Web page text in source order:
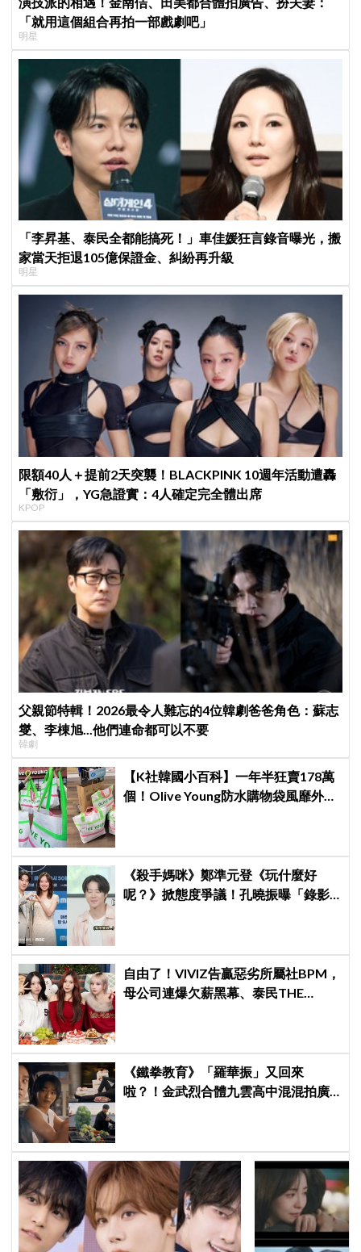
「就用這個組合再拍一部戲劇吧」
明星
「李昇基、泰民全都能搞死！」車佳媛狂言錄音曝光，搬
家當天拒退105億保證金、糾紛再升級
明星
限額40人＋提前2天突襲！BLACKPINK 10週年活動遭轟
「敷衍」，YG急證實：4人確定完全體出席
KPOP
父親節特輯！2026最令人難忘的4位韓劇爸爸角色：蘇志
燮、李棟旭...他們連命都可以不要
韓劇
【K社韓國小百科】一年半狂賣178萬
個！Olive Young防水購物袋風靡外國
《殺手媽咪》鄭準元登《玩什麼好
呢？》掀態度爭議！孔曉振曝「錄影
自由了！VIVIZ告贏惡劣所屬社BPM，
母公司連爆欠薪黑幕、泰民THE
《鐵拳教育》「羅華振」又回來
啦？！金武烈合體九雲高中混混拍廣